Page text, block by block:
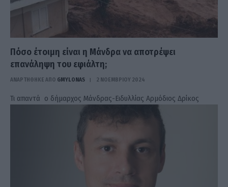
Πόσο έτοιμη είναι η Μάνδρα να αποτρέψει
επανάληψη του εφιάλτη;
ΑΝΑΡΤΗΘΗΚΕ ΑΠΟ GMYLONAS 2 ΝΟΕΜΒΡΊΟΥ 2024
Τι απαντά ο δήμαρχος Μάνδρας-Ειδυλλίας Αρμόδιος Δρίκος